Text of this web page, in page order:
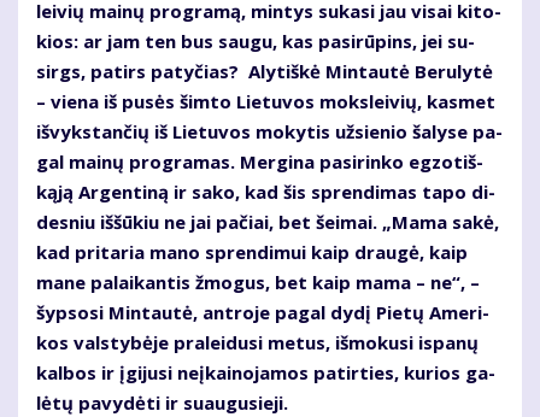
lei­vių mai­nų pro­gra­mą, min­tys su­ka­si jau vi­sai ki­to­
kios: ar jam ten bus sau­gu, kas pa­si­rū­pins, jei su­
sirgs, pa­tirs pa­ty­čias? Aly­tiš­kė Min­tau­tė Be­ru­ly­tė
– vie­na iš pu­sės šim­to Lie­tu­vos moks­lei­vių, kas­met
iš­vyks­tan­čių iš Lie­tu­vos mo­ky­tis už­sie­nio ša­ly­se pa­
gal mai­nų pro­gra­mas. Mer­gi­na pa­si­rin­ko eg­zo­tiš­
ką­ją Ar­gen­ti­ną ir sa­ko, kad šis spren­di­mas ta­po di­
des­niu iš­šū­kiu ne jai pa­čiai, bet šei­mai. „Ma­ma sa­kė,
kad pri­ta­ria ma­no spren­di­mui kaip drau­gė, kaip
ma­ne pa­lai­kan­tis žmo­gus, bet kaip ma­ma – ne“, –
šyp­so­si Min­tau­tė, ant­ro­je pa­gal dy­dį Pie­tų Ame­ri­
kos vals­ty­bė­je pra­lei­du­si me­tus, iš­mo­ku­si is­pa­nų
kal­bos ir įgi­ju­si ne­įkai­no­ja­mos pa­tir­ties, ku­rios ga­
lė­tų pa­vy­dė­ti ir su­au­gu­sie­ji.